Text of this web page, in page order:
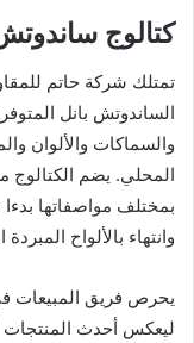
كتالوج
تمتلك شركة حاتم
الساندوتش بانل
والسماكات والألوان
المحلي. يضم الكتالوج
بمختلف مواصفاتها بدءا
وانتهاء بالألواح
يحرص فريق المبيعات
ليعكس أحدث المنتجات